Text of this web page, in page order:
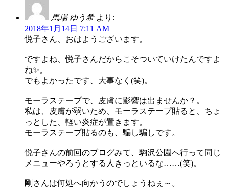
馬場 ゆう希 より:
2018年1月14日 7:11 AM
悦子さん、おはようございます。
ですよね、悦子さんだからこそついていけたんですよ
ね✨。
でもよかったです、大事なく(笑)。
モーラステープで、皮膚に影響は出ませんか？。
私は、皮膚が弱いため、モーラステープ貼ると、ちょ
っとした、軽い炎症が置きます。
モーラステープ貼るのも、騙し騙しです。
悦子さんの前回のブログみて、駒沢公園へ行って同じ
メニューやろうとする人きっといるな……(笑)。
剛さんは何処へ向かうのでしょうねぇ～。